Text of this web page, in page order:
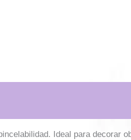
Ideal para decorar